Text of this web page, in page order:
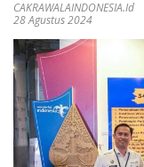
CAKRAWALAINDONESIA.id
28 Agustus 2024